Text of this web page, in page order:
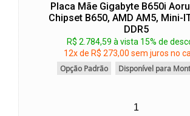
Placa Mãe Gigabyte B650i
Chipset B650, AMD AM5, Mini-
DDR5
R$ 2.784,59 à vista 15% de
12x de R$ 273,00 sem juros no
Opção Padrão
Disponível para